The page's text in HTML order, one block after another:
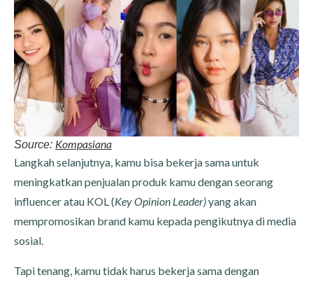
Source: Kompasiana
Langkah selanjutnya, kamu bisa bekerja sama untuk
meningkatkan penjualan produk kamu dengan seorang
influencer atau KOL (Key Opinion Leader)yang akan
mempromosikan brand kamu kepada pengikutnya di media
sosial.
Tapi tenang, kamu tidak harus bekerja sama dengan